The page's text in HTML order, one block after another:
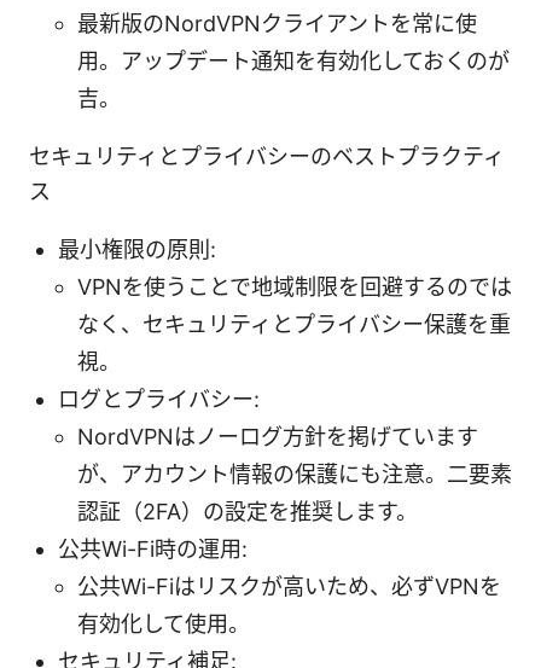
最新版のNordVPNクライアントを常に使
用。アップデート通知を有効化しておくのが
吉。
セキュリティとプライバシーのベストプラクティ
ス
最小権限の原則:
VPNを使うことで地域制限を回避するのでは
なく、セキュリティとプライバシー保護を重
視。
ログとプライバシー:
NordVPNはノーログ方針を掲げています
が、アカウント情報の保護にも注意。二要素
認証（2FA）の設定を推奨します。
公共Wi-Fi時の運用:
公共Wi-Fiはリスクが高いため、必ずVPNを
有効化して使用。
セキュリティ補足: